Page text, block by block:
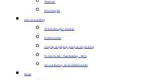
Thành tựu
Hồ sơ năng lực
Lĩnh vực hoạt động
Tổ chức Hội nghị – Hội thảo
Tổ chức Sự kiện
Cung cấp các giải pháp quảng cáo, truyền thông
Tổ chức Du lịch – Team Building – MICE
Sản xuất, thi công, cho thuê thiết bị sự kiện
Tin tức